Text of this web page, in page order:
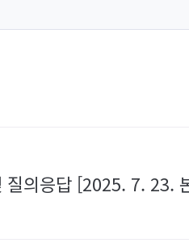
의응답 [2025. 7. 23.